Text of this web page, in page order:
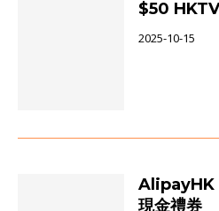
$50
2025-10-15
AlipayHK
現金禮券